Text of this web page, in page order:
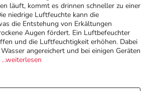
Test
läuft, kommt es drinnen schneller zu einer
niedrige Luftfeuchte kann die
die Entstehung von Erkältungen
Augen fördert. Ein Luftbefeuchter
und die Luftfeuchtigkeit erhöhen. Dabei
angereichert und bei einigen Geräten
...weiterlesen